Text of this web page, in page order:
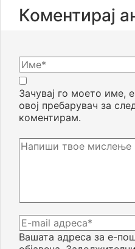
Коментирај
Вашата адреса за е-
Зачувај го моето име,
овој пребарувач за
коментирам.